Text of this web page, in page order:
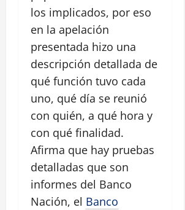
los implicados, por eso
en la apelación
presentada hizo una
descripción detallada de
qué función tuvo cada
uno, qué día se reunió
con quién, a qué hora y
con qué finalidad.
Afirma que hay pruebas
detalladas que son
informes del Banco
Nación, el Banco